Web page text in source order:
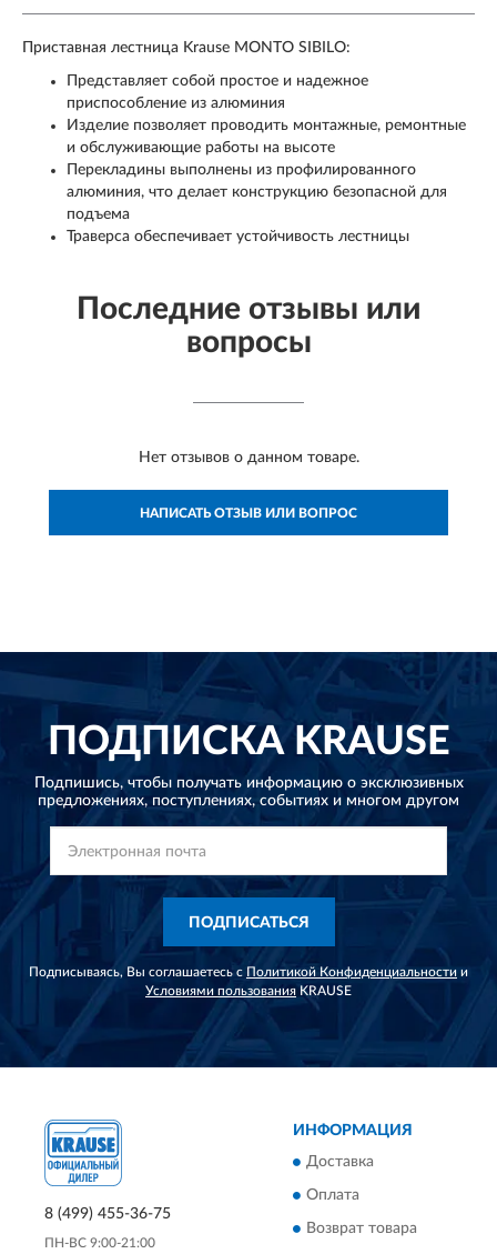
Приставная лестница Krause MONTO SIBILO:
Представляет собой простое и надежное
приспособление из алюминия
Изделие позволяет проводить монтажные, ремонтные
и обслуживающие работы на высоте
Перекладины выполнены из профилированного
алюминия, что делает конструкцию безопасной для
подъема
Траверса обеспечивает устойчивость лестницы
Последние отзывы или
вопросы
Нет отзывов о данном товаре.
НАПИСАТЬ ОТЗЫВ ИЛИ ВОПРОС
ПОДПИСКАKRAUSE
Подпишись, чтобы получать информацию о эксклюзивных
предложениях, поступлениях, событиях и многом другом
ПОДПИСАТЬСЯ
Подписываясь, Вы соглашаетесь с Политикой Конфиденциальности и
Условиями пользованияKRAUSE
8 (499) 455-36-75
ПН-ВС 9:00-21:00
ИНФОРМАЦИЯ
Доставка
Оплата
Возврат товара